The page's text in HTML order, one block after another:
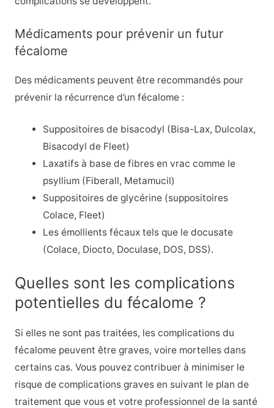
Médicaments pour prévenir un futur
fécalome
Des médicaments peuvent être recommandés pour
prévenir la récurrence d’un fécalome :
Suppositoires de bisacodyl (Bisa-Lax, Dulcolax,
Bisacodyl de Fleet)
Laxatifs à base de fibres en vrac comme le
psyllium (Fiberall, Metamucil)
Suppositoires de glycérine (suppositoires
Colace, Fleet)
Les émollients fécaux tels que le docusate
(Colace, Diocto, Doculase, DOS, DSS).
Quelles sont les complications
potentielles du fécalome ?
Si elles ne sont pas traitées, les complications du
fécalome peuvent être graves, voire mortelles dans
certains cas. Vous pouvez contribuer à minimiser le
risque de complications graves en suivant le plan de
traitement que vous et votre professionnel de la santé